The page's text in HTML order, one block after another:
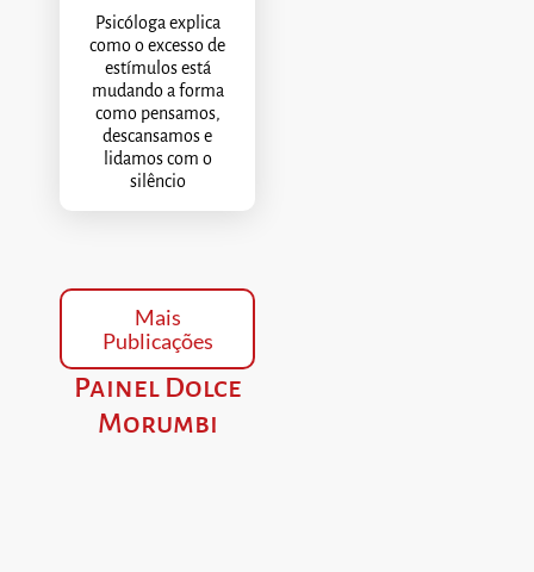
Psicóloga explica
como o excesso de
estímulos está
mudando a forma
como pensamos,
descansamos e
lidamos com o
silêncio
Mais
Publicações
Painel Dolce
Morumbi